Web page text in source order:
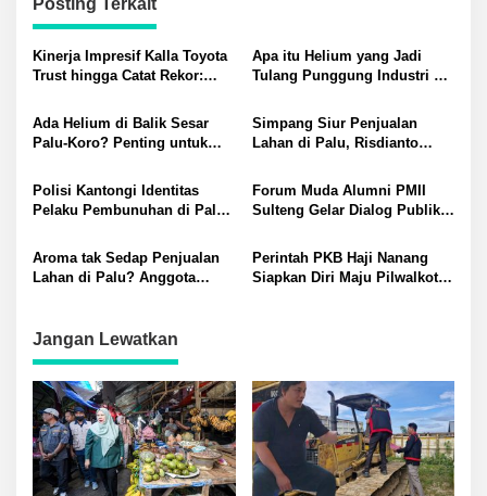
Posting Terkait
Kinerja Impresif Kalla Toyota
Trust hingga Catat Rekor:
Baru Meningkat
Apa itu Helium yang Jadi
Tulang Punggung Industri AI
di Sesar Palu-Koro
Ada Helium di Balik Sesar
Palu-Koro? Penting untuk
Simpang Siur Penjualan
Lahan di Palu, Risdianto
Polisi Kantongi Identitas
Pelaku Pembunuhan di Palu,
Melakukan Pengejaran
Forum Muda Alumni PMII
Sulteng Gelar Dialog Publik
PBNU
Aroma tak Sedap Penjualan
Lahan di Palu? Anggota
Perintah PKB Haji Nanang
Siapkan Diri Maju Pilwalkot
Jangan Lewatkan